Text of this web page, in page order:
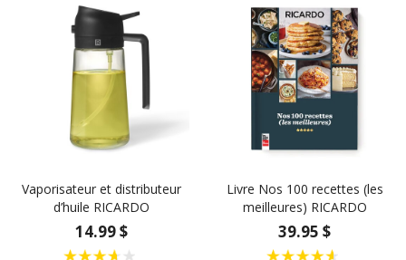
Vaporisateur et distributeur
d’huile RICARDO
14.99 $
Livre Nos 100 recettes (les
meilleures) RICARDO
39.95 $